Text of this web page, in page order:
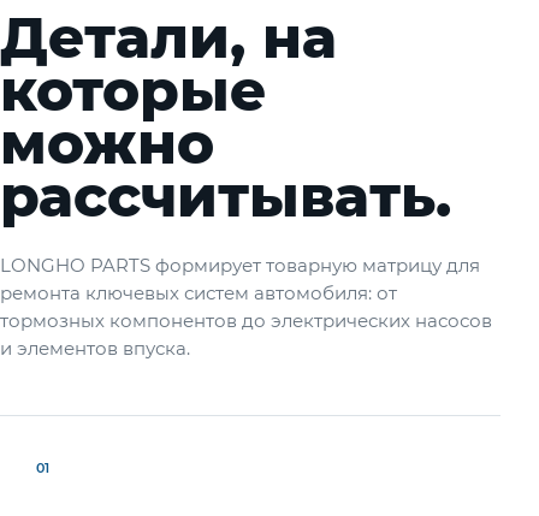
Детали, на
которые
можно
рассчитывать.
LONGHO PARTS формирует товарную матрицу для
ремонта ключевых систем автомобиля: от
тормозных компонентов до электрических насосов
и элементов впуска.
01